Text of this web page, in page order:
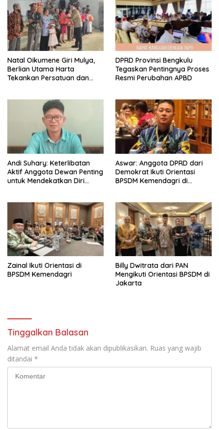
‎Natal Oikumene Giri Mulya,
Berlian Utama Harta
Tekankan Persatuan dan
DPRD Provinsi Bengkulu
Tegaskan Pentingnya Proses
Resmi Perubahan APBD
Andi Suhary: Keterlibatan
Aktif Anggota Dewan Penting
untuk Mendekatkan Diri
Aswar: Anggota DPRD dari
Demokrat Ikuti Orientasi
BPSDM Kemendagri di
Zainal Ikuti Orientasi di
BPSDM Kemendagri
Billy Dwitrata dari PAN
Mengikuti Orientasi BPSDM di
Jakarta
Tinggalkan Balasan
Alamat email Anda tidak akan dipublikasikan. Ruas yang wajib
ditandai *